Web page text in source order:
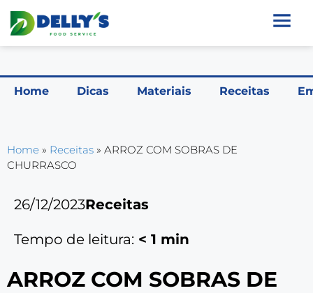
Home Dicas Materiais Receitas
Home » Receitas » ARROZ COM SOBRAS DE
CHURRASCO
26/12/2023Receitas
Tempo de leitura: < 1 min
ARROZ COM SOBRAS DE